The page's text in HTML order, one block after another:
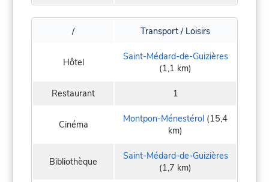
/ Transport / Loisirs
Hôtel
Saint-Médard-de-Guizières
(1,1 km)
Restaurant 1
Cinéma Montpon-Ménestérol (15,4
km)
Bibliothèque
Saint-Médard-de-Guizières
(1,7 km)